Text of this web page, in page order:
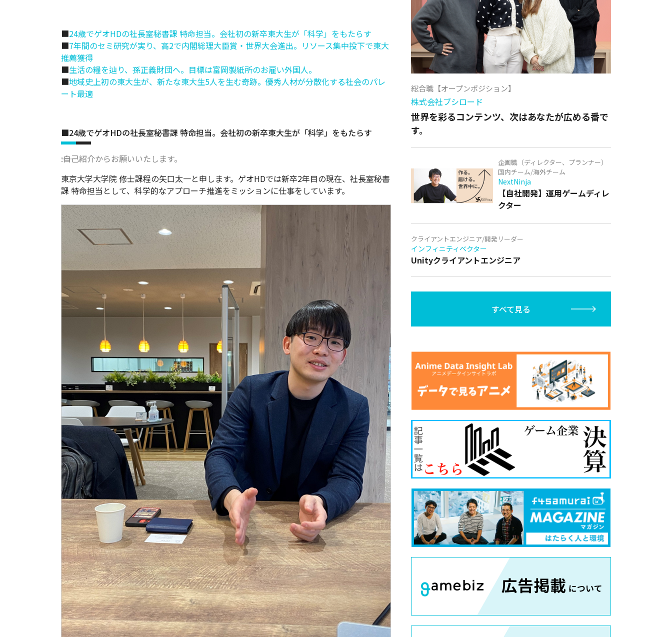
■24歳でゲオHDの社長室秘書課 特命担当。会社初の新卒東大生が「科学」をもたらす
■7年間のセミ研究が実り、高2で内閣総理大臣賞・世界大会進出。リソース集中投下で東大
推薦獲得
■生活の糧を辿り、孫正義財団へ。目標は富岡製紙所のお雇い外国人。
■地域史上初の東大生が、新たな東大生5人を生む奇跡。優秀人材が分散化する社会のパレ
ート最適
■24歳でゲオHDの社長室秘書課 特命担当。会社初の新卒東大生が「科学」をもたらす
――:自己紹介からお願いいたします。
東京大学大学院 修士課程の矢口太一と申します。ゲオHDでは新卒2年目の現在、社長室秘書
課 特命担当として、科学的なアプローチ推進をミッションに仕事をしています。
総合職【オープンポジション】
株式会社ブシロード
世界を彩るコンテンツ、次はあなたが広める番で
す。
企画職（ディレクター、プランナー）
国内チーム/海外チーム
NextNinja
【自社開発】運用ゲームディレ
クター
クライアントエンジニア/開発リーダー
インフィニティベクター
Unityクライアントエンジニア
すべて見る